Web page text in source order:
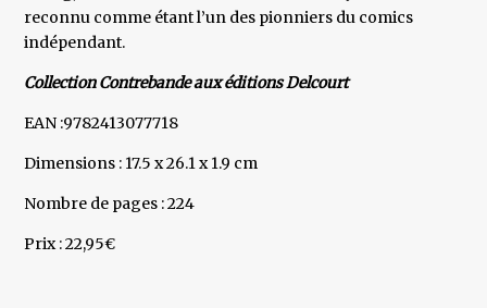
reconnu comme étant l’un des pionniers du comics
indépendant.
Collection Contrebande aux éditions Delcourt
EAN :9782413077718
Dimensions : 17.5 x 26.1 x 1.9 cm
Nombre de pages : 224
Prix : 22,95€